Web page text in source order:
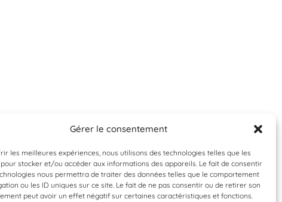
Gérer le consentement
les meilleures expériences, nous utilisons des technologies telles que les
stocker et/ou accéder aux informations des appareils. Le fait de consentir
nous permettra de traiter des données telles que le comportement
ou les ID uniques sur ce site. Le fait de ne pas consentir ou de retirer son
peut avoir un effet négatif sur certaines caractéristiques et fonctions.